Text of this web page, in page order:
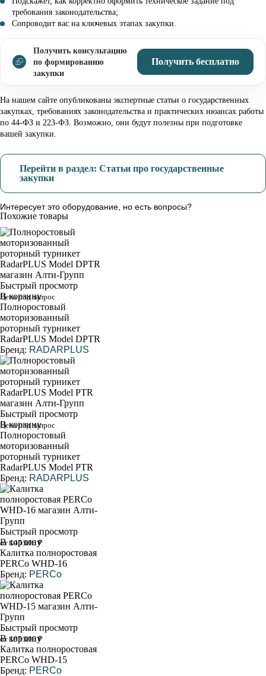
требования законодательства;
Сопроводит вас на ключевых этапах закупки.
Получить консультацию
по формированию
закупки
Получить бесплатно
На нашем сайте опубликованы экспертные статьи о государственных
закупках, требованиях законодательства и практических нюансах работы
по 44-ФЗ и 223-ФЗ. Возможно, они будут полезны при подготовке
вашей закупки.
Перейти в раздел: Статьи про государственные
закупки
Интересует это оборудование, но есть вопросы?
Похожие товары
Быстрый просмотр
В корзину
Цена под запрос
Полноростовый
моторизованный
роторный турникет
RadarPLUS Model DPTR
Бренд: RADARPLUS
Быстрый просмотр
В корзину
Цена под запрос
Полноростовый
моторизованный
роторный турникет
RadarPLUS Model PTR
Бренд: RADARPLUS
Быстрый просмотр
В корзину
от 145 000 ₽
Калитка полноростовая
PERCo WHD-16
Бренд: PERCo
Быстрый просмотр
В корзину
от 185 000 ₽
Калитка полноростовая
PERCo WHD-15
Бренд: PERCo